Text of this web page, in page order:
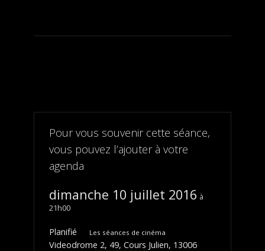
Pour vous souvenir cette séance,
vous pouvez l’ajouter à votre
agenda
dimanche 10 juillet 2016
21h00
Planifié Les séances de cinéma
Videodrome 2, 49, Cours Julien, 13006